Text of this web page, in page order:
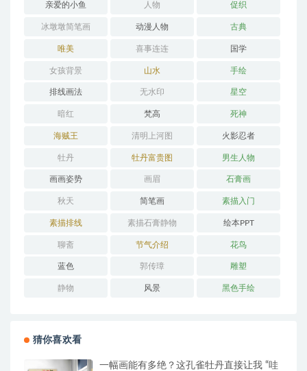
亲爱的小鱼 人物 促织
冰墩墩简笔画 动漫人物 古典
唯美 喜事连连 国学
女孩背景 山水 手绘
排线画法 无水印 星空
暗红 梵高 死神
海贼王 清明上河图 火影忍者
牡丹 牡丹富贵图 男生人物
画画姿势 画眉 石膏画
秋天 简笔画 素描入门
素描排线 素描石膏静物 绘本PPT
聊斋 节气介绍 花鸟
蓝色 郭传璋 雕塑
静物 风景 黑色手绘
猜你喜欢看
一幅画能有多绝？这孔雀牡丹直接让我 “哇